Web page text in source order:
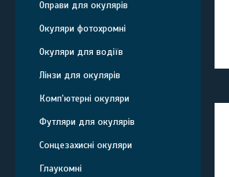
Оправи для окулярів
Окуляри фотохромні
Окуляри для водіїв
Лінзи для окулярів
Комп'ютерні окуляри
Футляри для окулярів
Сонцезахисні окуляри
Глаукомні